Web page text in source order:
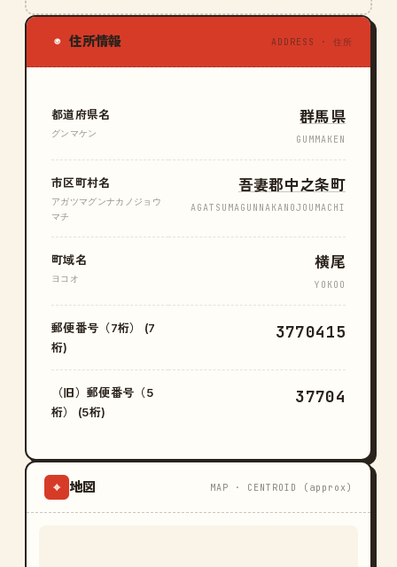
◉ 住所情報 ADDRESS · 住所
都道府県名
グンマケン
群馬県
GUMMAKEN
市区町村名
アガツマグンナカノジョウ
マチ
吾妻郡中之条町
AGATSUMAGUNNAKANOJOUMACHI
町域名
ヨコオ
横尾
YOKOO
郵便番号（7桁） (7
桁)
3770415
（旧）郵便番号（5
桁） (5桁)
37704
⌖ 地図 MAP · CENTROID (approx)